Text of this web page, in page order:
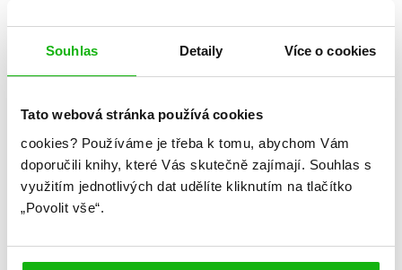
Souhlas Detaily Více o cookies
Tato webová stránka používá cookies
cookies? Používáme je třeba k tomu, abychom Vám
doporučili knihy, které Vás skutečně zajímají. Souhlas s
využitím jednotlivých dat udělíte kliknutím na tlačítko
„Povolit vše“.
Formát 170x238 mm
Jazyk čeština
Původní název Disney - The Best of Disney
Překladatel Irena Steinerová